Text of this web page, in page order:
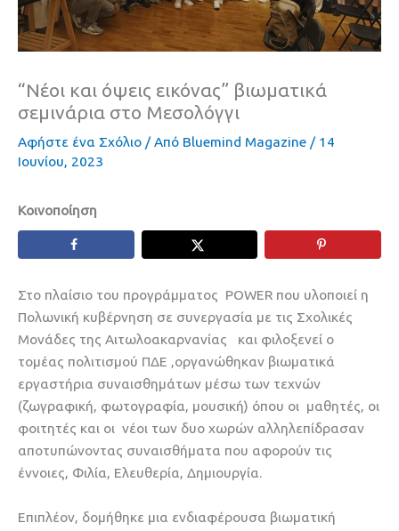
“Νέοι και όψεις εικόνας” βιωματικά
σεμινάρια στο Μεσολόγγι
Αφήστε ένα Σχόλιο / Από Bluemind Magazine / 14
Ιουνίου, 2023
Κοινοποίηση
Στο πλαίσιο του προγράμματος POWER που υλοποιεί η
Πολωνική κυβέρνηση σε συνεργασία με τις Σχολικές
Μονάδες της Αιτωλοακαρνανίας και φιλοξενεί ο
τομέας πολιτισμού ΠΔΕ ,οργανώθηκαν βιωματικά
εργαστήρια συναισθημάτων μέσω των τεχνών
(ζωγραφική, φωτογραφία, μουσική) όπου οι μαθητές, οι
φοιτητές και οι νέοι των δυο χωρών αλληλεπίδρασαν
αποτυπώνοντας συναισθήματα που αφορούν τις
έννοιες, Φιλία, Ελευθερία, Δημιουργία.
Επιπλέον, δομήθηκε μια ενδιαφέρουσα βιωματική